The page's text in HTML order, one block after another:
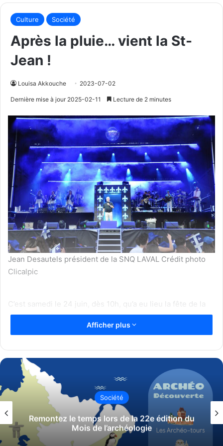
Culture Société
Après la pluie… vient la St-
Jean !
Louisa Akkouche 2023-07-02
Dernière mise à jour 2025-02-11 Lecture de 2 minutes
Jean Desautels président de la SNQ LAVAL Crédit photo
Clicalpic
C’est samedi le 24 juin, dès 10h, qu’a eu lieu la fête de la
Saint-Jean-Baptiste au Centre de la
nature de Laval. Malgré ses débuts assez pluvieux et
rendez-vous, créant ainsi une ambiance
chaleureuse et unifiée. Commençant par des jeux gratuits
pour les enfants, des food trucks
étaient également présents, offrant une variété de
produits locaux et délicieux. Hot-dogs,
poutines, crèmes glacées, petits fruits frais… le tout
permettant des conditions idéales pour
Afficher plus
du
Actualités
La Maison de la Sérénité tiendra
septembre sa cinquième édition
marche annuelle à Laval